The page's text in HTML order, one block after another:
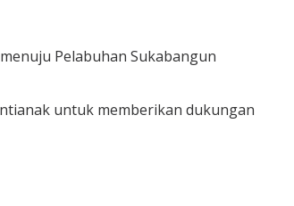
Pelabuhan Sukabangun
untuk memberikan dukungan